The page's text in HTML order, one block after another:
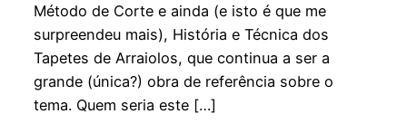
Método de Corte e ainda (e isto é que me
surpreendeu mais), História e Técnica dos
Tapetes de Arraiolos, que continua a ser a
grande (única?) obra de referência sobre o
tema. Quem seria este […]